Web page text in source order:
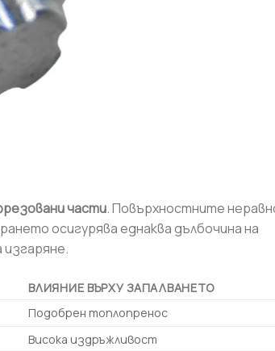
части. Повърхностните
осигурява еднаква дълбочина на
ВЛИЯНИЕ ВЪРХУ ЗАПАЛВАНЕТО
Подобрен топлопренос
Висока издръжливост